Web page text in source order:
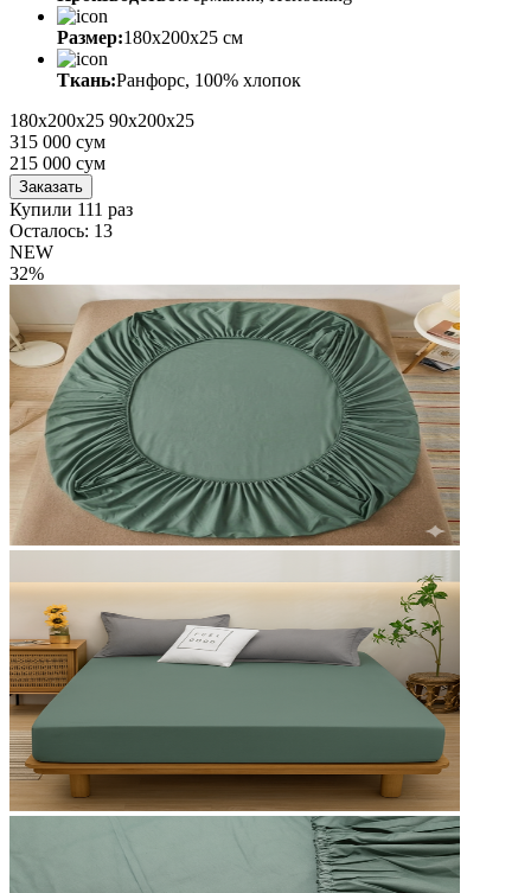
Размер:180x200x25 cм
Ткань:Ранфорс, 100% хлопок
180x200x25 90x200x25
315 000 сум
215 000 сум
Заказать
Купили 111 раз
Осталось: 13
NEW
32%